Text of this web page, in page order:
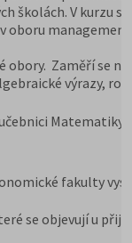
školách. V kurzu se
oboru
Zaměří se na
výrazy,
Matematiky
fakulty
se objevují u